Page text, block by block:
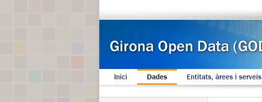
Inici Dades Entitats, àrees i serveis